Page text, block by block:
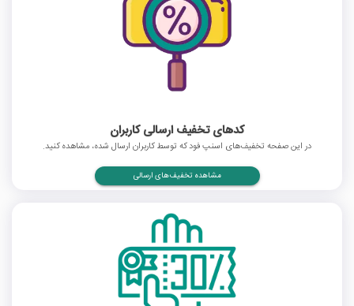
کدهای تخفیف ارسالی کاربران
در این صفحه تخفیف‌های اسنپ فود که توسط کاربران ارسال شده، مشاهده کنید.
مشاهده تخفیف‌های ارسالی